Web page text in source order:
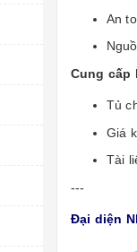
An
Cung cấp
Tủ
Giá
Tài
---
Đại diện